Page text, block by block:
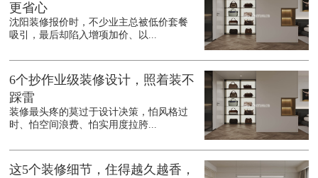
更省心
沈阳装修报价时，不少业主总被低价套餐
吸引，最后却陷入增项加价、以...
6个抄作业级装修设计，照着装不
踩雷
装修最头疼的莫过于设计决策，怕风格过
时、怕空间浪费、怕实用度拉胯...
这5个装修细节，住得越久越香，